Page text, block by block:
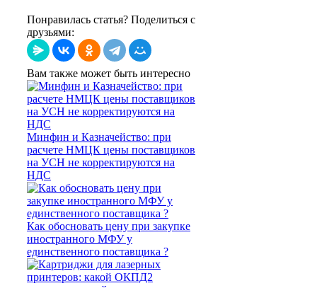
Понравилась статья? Поделиться с
друзьями:
Вам также может быть интересно
Минфин и Казначейство: при
расчете НМЦК цены поставщиков
на УСН не корректируются на
НДС
Как обосновать цену при закупке
иностранного МФУ у
единственного поставщика ?